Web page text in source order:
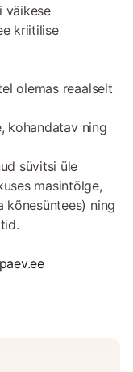
väikese
kriitilise
olemas reaalselt
kohandatav ning
süvitsi üle
masintõlge,
ning